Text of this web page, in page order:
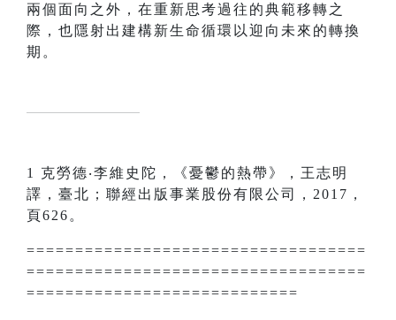
兩個面向之外，在重新思考過往的典範移轉之
際，也隱射出建構新生命循環以迎向未來的轉換
期。
1 克勞德‧李維史陀，《憂鬱的熱帶》，王志明
譯，臺北；聯經出版事業股份有限公司，2017，
頁626。
===================================
===================================
============================